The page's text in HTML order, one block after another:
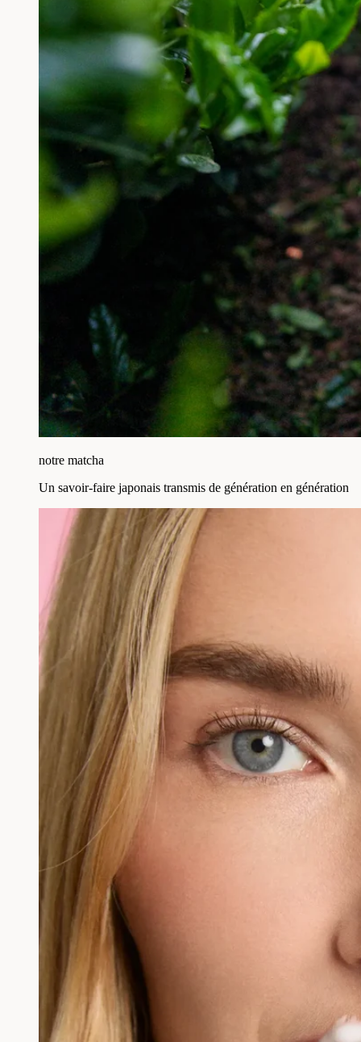
notre matcha
Un savoir-faire japonais transmis de génération en génération